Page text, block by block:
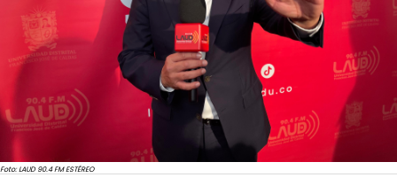
Foto: LAUD 90.4 FM ESTÉREO